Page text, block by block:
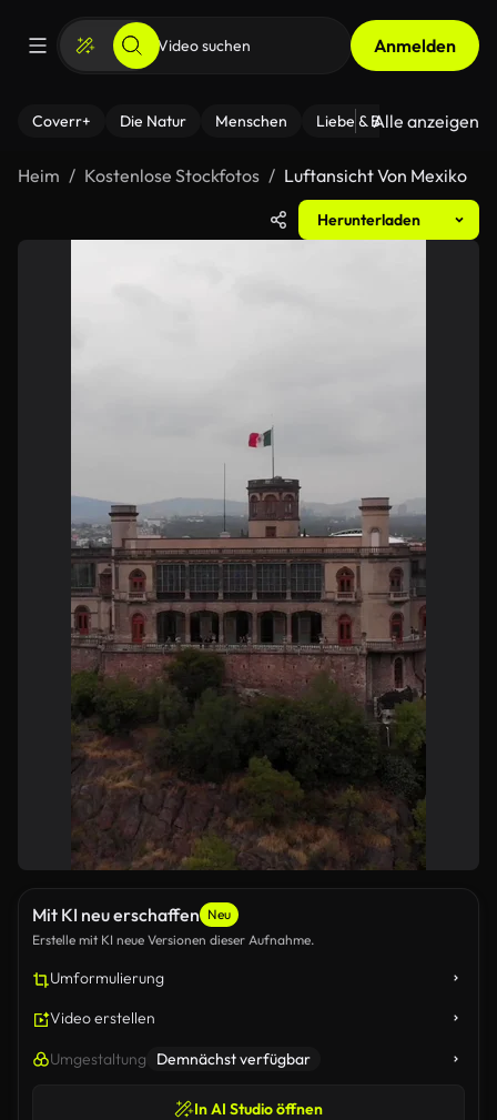
Anmelden
Coverr+ Die Natur Menschen Liebe & Beziehungen
Alle anzeigen
Heim Kostenlose Stockfotos Luftansicht Von Mexiko
Herunterladen
Mit KI neu erschaffen Neu
Erstelle mit KI neue Versionen dieser Aufnahme.
Umformulierung
Video erstellen
Umgestaltung Demnächst verfügbar
In AI Studio öffnen